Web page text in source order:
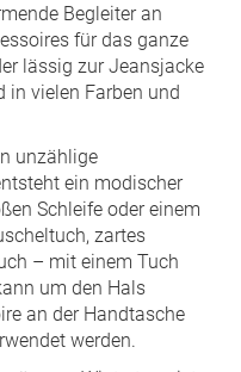
Begleiter an
für das ganze
lässig zur Jeansjacke
in vielen Farben und
unzählige
ein modischer
Schleife oder einem
zartes
– mit einem Tuch
um den Hals
an der Handtasche
werden.